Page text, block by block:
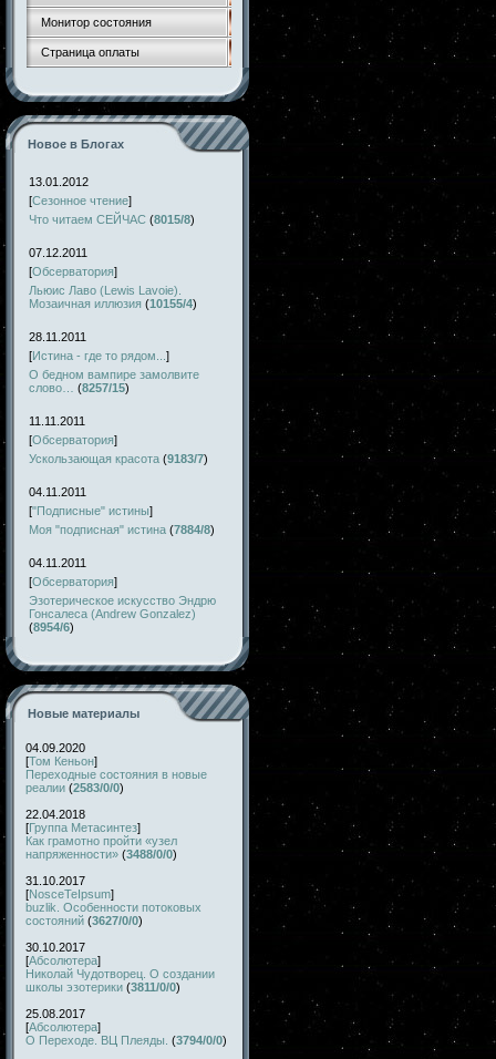
Монитор состояния
Страница оплаты
Новое в Блогах
13.01.2012
[Сезонное чтение]
Что читаем СЕЙЧАС (8015/8)
07.12.2011
[Обсерватория]
Льюис Лаво (Lewis Lavoie).
Мозаичная иллюзия (10155/4)
28.11.2011
[Истина - где то рядом... ]
О бедном вампире замолвите
слово…
(8257/15)
11.11.2011
[Обсерватория]
Ускользающая красота (9183/7)
04.11.2011
["Подписные" истины]
Моя "подписная" истина (7884/8)
04.11.2011
[Обсерватория]
Эзотерическое искусство Эндрю
Гонсалеса (Andrew Gonzalez)
(8954/6)
Новые материалы
04.09.2020
[Том Кеньон]
Переходные состояния в новые
реалии (2583/0/0)
22.04.2018
[Группа Метасинтез]
Как грамотно пройти «узел
напряженности» (3488/0/0)
31.10.2017
[NosceTeIpsum]
buzlik. Особенности потоковых
состояний (3627/0/0)
30.10.2017
[Абсолютера]
Николай Чудотворец. О создании
школы эзотерики (3811/0/0)
25.08.2017
[Абсолютера]
О Переходе. ВЦ Плеяды. (3794/0/0)